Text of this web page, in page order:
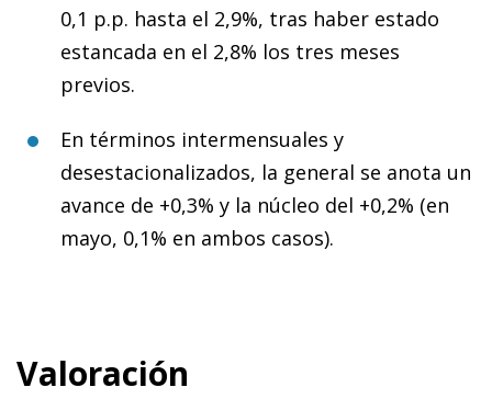
0,1 p.p. hasta el 2,9%, tras haber estado
estancada en el 2,8% los tres meses
previos.
En términos intermensuales y
desestacionalizados, la general se anota un
avance de +0,3% y la núcleo del +0,2% (en
mayo, 0,1% en ambos casos).
Valoración